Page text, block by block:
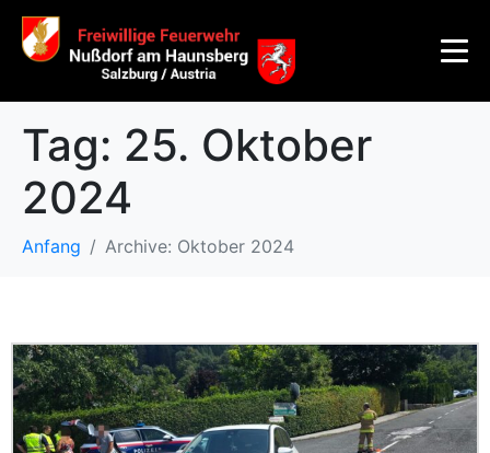
Tag: 25. Oktober
2024
Anfang Archive: Oktober 2024